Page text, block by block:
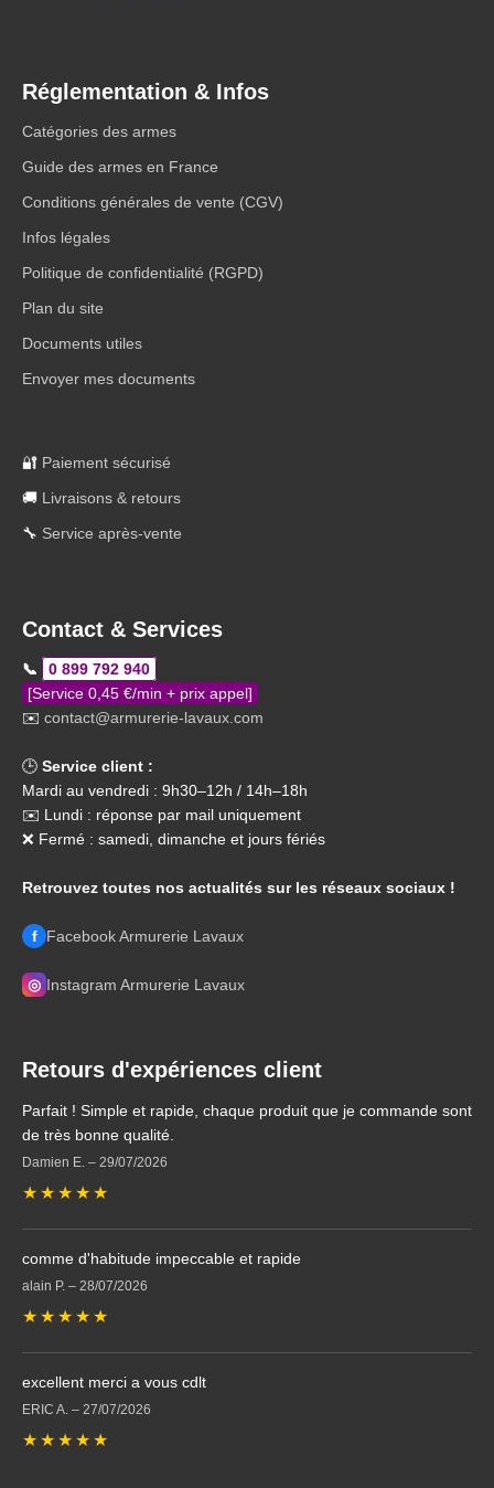
Réglementation & Infos
Catégories des armes
Guide des armes en France
Conditions générales de vente (CGV)
Infos légales
Politique de confidentialité (RGPD)
Plan du site
Documents utiles
Envoyer mes documents
🔐 Paiement sécurisé
🚚 Livraisons & retours
🔧 Service après-vente
Contact & Services
📞
0 899 792 940
[Service 0,45 €/min + prix appel]
✉️ contact@armurerie-lavaux.com
🕒 Service client :
Mardi au vendredi : 9h30–12h / 14h–18h
✉️ Lundi : réponse par mail uniquement
❌ Fermé : samedi, dimanche et jours fériés
Retrouvez toutes nos actualités sur les réseaux sociaux !
f Facebook Armurerie Lavaux
◎ Instagram Armurerie Lavaux
Retours d'expériences client
Parfait ! Simple et rapide, chaque produit que je commande sont
de très bonne qualité.
Damien E. – 29/07/2026
★ ★ ★ ★ ★
comme d'habitude impeccable et rapide
alain P. – 28/07/2026
★ ★ ★ ★ ★
excellent merci a vous cdlt
ERIC A. – 27/07/2026
★ ★ ★ ★ ★